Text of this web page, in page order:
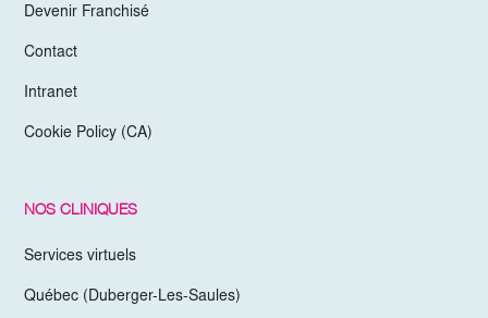
Devenir Franchisé
Contact
Intranet
Cookie Policy (CA)
NOS CLINIQUES
Services virtuels
Québec (Duberger-Les-Saules)